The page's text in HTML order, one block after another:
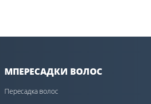
МПЕРЕСАДКИ ВОЛОС
Пересадка волос